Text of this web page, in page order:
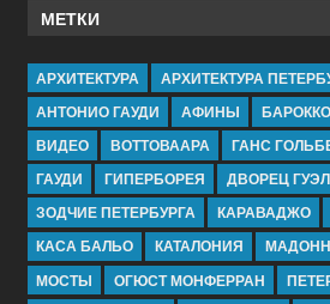
МЕТКИ
АРХИТЕКТУРА
АРХИТЕКТУРА
АНТОНИО ГАУДИ
АФИНЫ БАРОККО
ВИДЕО
ВОТТОВААРА
ГАНС
ГАУДИ
ГИПЕРБОРЕЯ ДВОРЕЦ
ЗОДЧИЕ ПЕТЕРБУРГА
КАРАВАДЖО
КАСА БАЛЬО
КАТАЛОНИЯ
МОСТЫ
ОГЮСТ МОНФЕРРАН